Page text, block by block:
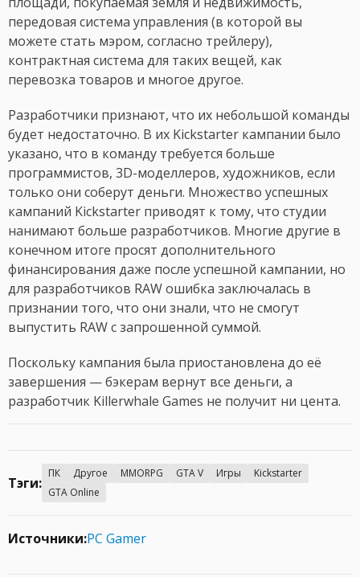
передовая система управления (в которой вы
можете стать мэром, согласно трейлеру),
контрактная система для таких вещей, как
перевозка товаров и многое другое.
Разработчики признают, что их небольшой команды
будет недостаточно. В их Kickstarter кампании было
указано, что в команду требуется больше
программистов, 3D-моделлеров, художников, если
только они соберут деньги. Множество успешных
кампаний Kickstarter приводят к тому, что студии
нанимают больше разработчиков. Многие другие в
конечном итоге просят дополнительного
финансирования даже после успешной кампании, но
для разработчиков RAW ошибка заключалась в
признании того, что они знали, что не смогут
выпустить RAW с запрошенной суммой.
Поскольку кампания была приостановлена до её
завершения — бэкерам вернут все деньги, а
разработчик Killerwhale Games не получит ни цента.
Тэги:
ПК Другое MMORPG GTA V Игры
Kickstarter
GTA Online
Источники:PC Gamer